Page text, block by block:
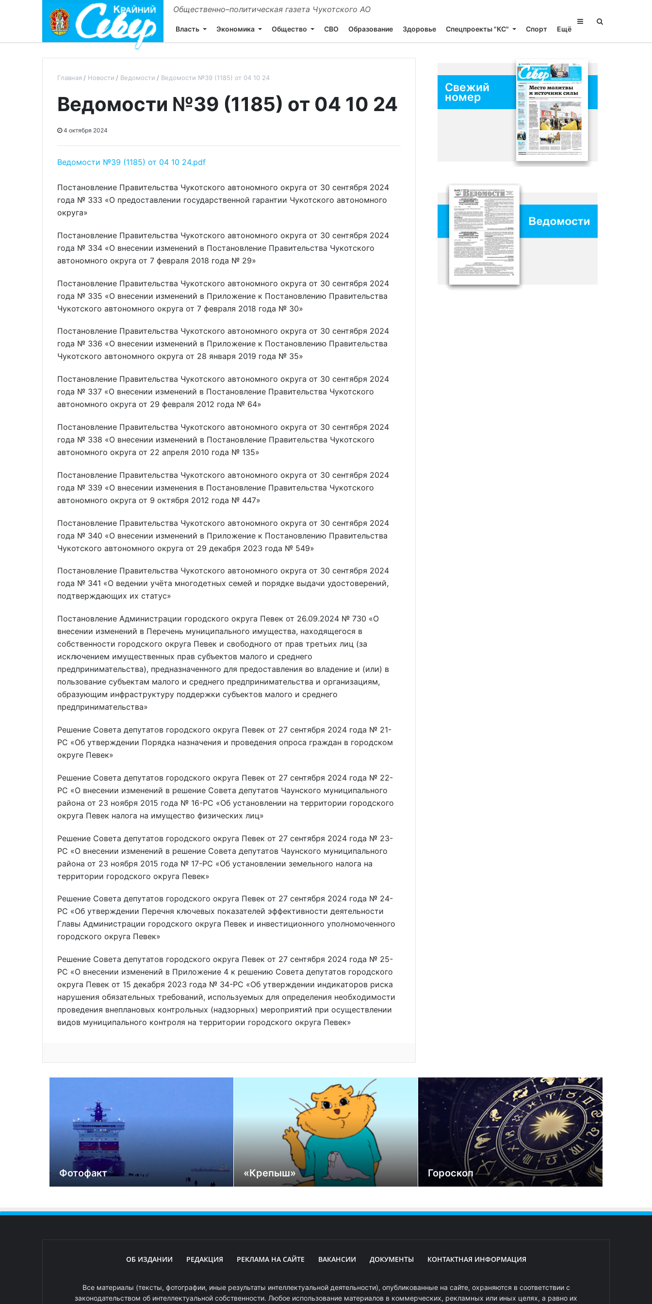
Общественно–политическая газета Чукотского АО
Власть Экономика Общество СВО Образование Здоровье Спецпроекты "КС" Спорт Ещё
Главная Новости Ведомости Ведомости №39 (1185) от 04 10 24
Ведомости №39 (1185) от 04 10 24
4 октября 2024
Ведомости №39 (1185) от 04 10 24.pdf
Постановление Правительства Чукотского автономного округа от 30 сентября 2024
года № 333 «О предоставлении государственной гарантии Чукотского автономного
округа»
Постановление Правительства Чукотского автономного округа от 30 сентября 2024
года № 334 «О внесении изменений в Постановление Правительства Чукотского
автономного округа от 7 февраля 2018 года № 29»
Постановление Правительства Чукотского автономного округа от 30 сентября 2024
года № 335 «О внесении изменений в Приложение к Постановлению Правительства
Чукотского автономного округа от 7 февраля 2018 года № 30»
Постановление Правительства Чукотского автономного округа от 30 сентября 2024
года № 336 «О внесении изменений в Приложение к Постановлению Правительства
Чукотского автономного округа от 28 января 2019 года № 35»
Постановление Правительства Чукотского автономного округа от 30 сентября 2024
года № 337 «О внесении изменений в Постановление Правительства Чукотского
автономного округа от 29 февраля 2012 года № 64»
Постановление Правительства Чукотского автономного округа от 30 сентября 2024
года № 338 «О внесении изменений в Постановление Правительства Чукотского
автономного округа от 22 апреля 2010 года № 135»
Постановление Правительства Чукотского автономного округа от 30 сентября 2024
года № 339 «О внесении изменения в Постановление Правительства Чукотского
автономного округа от 9 октября 2012 года № 447»
Постановление Правительства Чукотского автономного округа от 30 сентября 2024
года № 340 «О внесении изменений в Приложение к Постановлению Правительства
Чукотского автономного округа от 29 декабря 2023 года № 549»
Постановление Правительства Чукотского автономного округа от 30 сентября 2024
года № 341 «О ведении учёта многодетных семей и порядке выдачи удостоверений,
подтверждающих их статус»
Постановление Администрации городского округа Певек от 26.09.2024 № 730 «О
внесении изменений в Перечень муниципального имущества, находящегося в
собственности городского округа Певек и свободного от прав третьих лиц (за
исключением имущественных прав субъектов малого и среднего
предпринимательства), предназначенного для предоставления во владение и (или) в
пользование субъектам малого и среднего предпринимательства и организациям,
образующим инфраструктуру поддержки субъектов малого и среднего
предпринимательства»
Решение Совета депутатов городского округа Певек от 27 сентября 2024 года № 21-
РС «Об утверждении Порядка назначения и проведения опроса граждан в городском
округе Певек»
Решение Совета депутатов городского округа Певек от 27 сентября 2024 года № 22-
РС «О внесении изменений в решение Совета депутатов Чаунского муниципального
района от 23 ноября 2015 года № 16-РС «Об установлении на территории городского
округа Певек налога на имущество физических лиц»
Решение Совета депутатов городского округа Певек от 27 сентября 2024 года № 23-
РС «О внесении изменений в решение Совета депутатов Чаунского муниципального
района от 23 ноября 2015 года № 17-РС «Об установлении земельного налога на
территории городского округа Певек»
Решение Совета депутатов городского округа Певек от 27 сентября 2024 года № 24-
РС «Об утверждении Перечня ключевых показателей эффективности деятельности
Главы Администрации городского округа Певек и инвестиционного уполномоченного
городского округа Певек»
Решение Совета депутатов городского округа Певек от 27 сентября 2024 года № 25-
РС «О внесении изменений в Приложение 4 к решению Совета депутатов городского
округа Певек от 15 декабря 2023 года № 34-РС «Об утверждении индикаторов риска
нарушения обязательных требований, используемых для определения необходимости
проведения внеплановых контрольных (надзорных) мероприятий при осуществлении
видов муниципального контроля на территории городского округа Певек»
Свежий
номер
Фотофакт «Крепыш» Гороскоп
ОБ ИЗДАНИИ РЕДАКЦИЯ РЕКЛАМА НА САЙТЕ ВАКАНСИИ ДОКУМЕНТЫ КОНТАКТНАЯ ИНФОРМАЦИЯ
Все материалы (тексты, фотографии, иные результаты интеллектуальной деятельности), опубликованные на сайте, охраняются в соответствии с
законодательством об интеллектуальной собственности. Любое использование материалов в коммерческих, рекламных или иных целях, а равно их